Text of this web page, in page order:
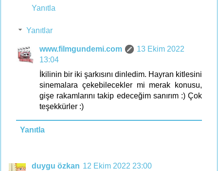
Yanıtla
Yanıtlar
www.filmgundemi.com
13 Ekim 2022
13:04
İkilinin bir iki şarkısını dinledim. Hayran kitlesini
sinemalara çekebilecekler mi merak konusu,
gişe rakamlarını takip edeceğim sanırım :) Çok
teşekkürler :)
Yanıtla
duygu özkan 12 Ekim 2022 23:00